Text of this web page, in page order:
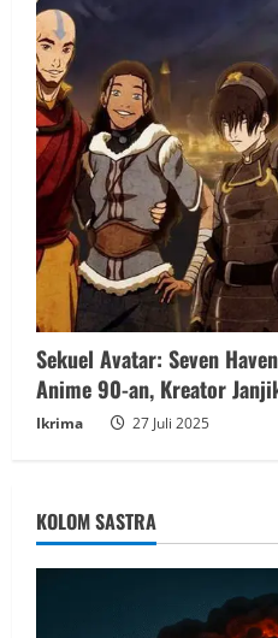
Sekuel Avatar: Seven
Anime 90-an, Kreator
Ikrima 27 Juli 2025
KOLOM SASTRA